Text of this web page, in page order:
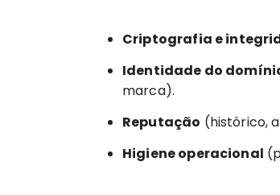
Criptografia e
Identidade do
marca).
Reputação (histórico,
Higiene operacional